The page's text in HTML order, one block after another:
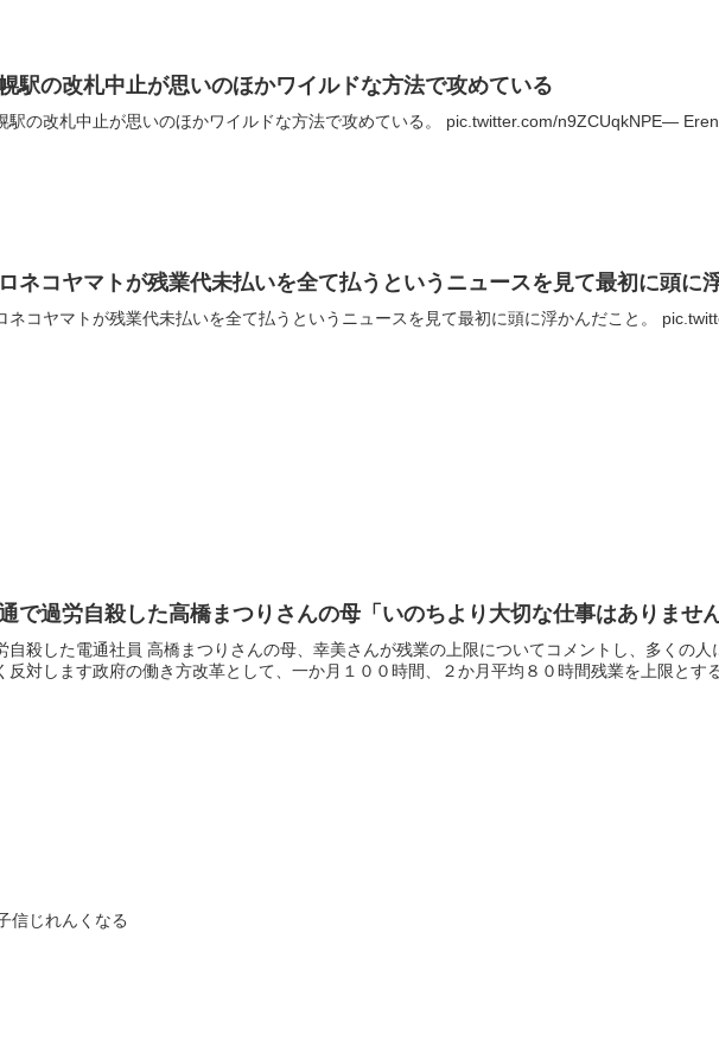
駅の改札中止が思いのほかワイルドな方法で攻めている
駅の改札中止が思いのほかワイルドな方法で攻めている。 pic.twitter.com/n9ZCUqkNPE—
ネコヤマトが残業代未払いを全て払うというニュースを見て最初に頭に
ネコヤマトが残業代未払いを全て払うというニュースを見て最初に頭に浮かんだこと。
で過労自殺した高橋まつりさんの母「いのちより大切な仕事はありませ
自殺した電通社員 高橋まつりさんの母、幸美さんが残業の上限についてコメントし、多くの
反対します政府の働き方改革として、一か月１００時間、２か月平均８０時間残業を上限とす
信じれんくなる